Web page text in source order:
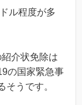
ル程度が多
介状免除は
の国家緊急事
うです。